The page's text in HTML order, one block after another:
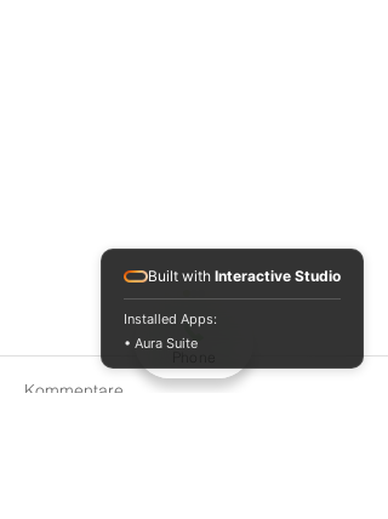
Kommentare
Built with Interactive Studio
Installed Apps:
• Aura Suite